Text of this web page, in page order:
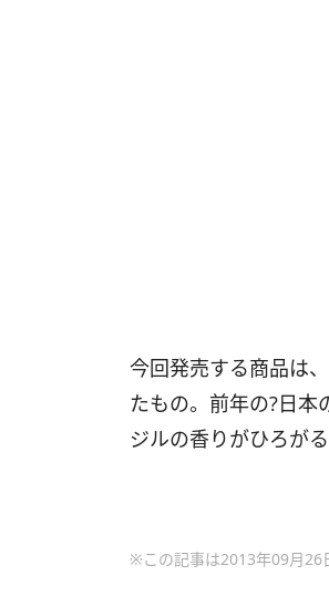
今回発売する商品は
たもの。前年の?日本
ジルの香りがひろが
※この記事は2013年09月26